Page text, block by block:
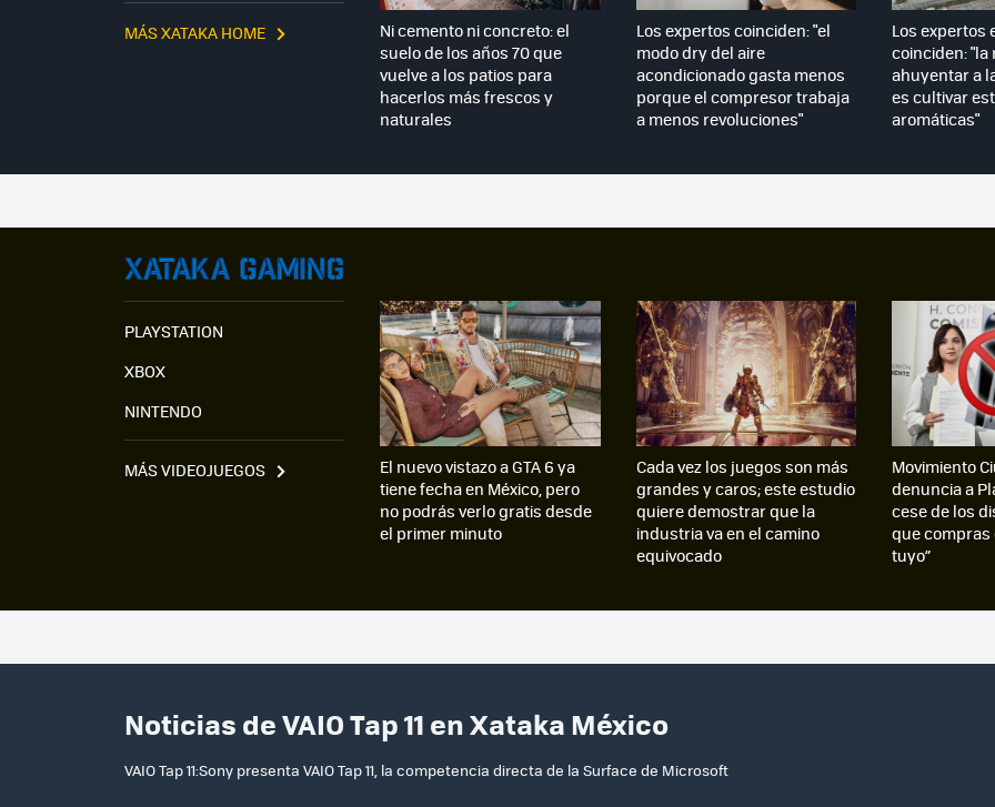
MÁS XATAKA HOME
Ni cemento ni concreto: el
suelo de los años 70 que
vuelve a los patios para
hacerlos más frescos y
naturales
Los expertos coinciden: "el
modo dry del aire
acondicionado gasta menos
porque el compresor trabaja
a menos revoluciones"
Los expertos
coinciden:
ahuyentar a
es cultivar
aromáticas"
PLAYSTATION
XBOX
NINTENDO
MÁS VIDEOJUEGOS
El nuevo vistazo a GTA 6 ya
tiene fecha en México, pero
no podrás verlo gratis desde
el primer minuto
Cada vez los juegos son más
grandes y caros; este estudio
quiere demostrar que la
industria va en el camino
equivocado
Movimiento
denuncia a
cese de los
que compras
tuyo”
Noticias de VAIO Tap 11 en Xataka México
VAIO Tap 11:Sony presenta VAIO Tap 11, la competencia directa de la Surface de Microsoft